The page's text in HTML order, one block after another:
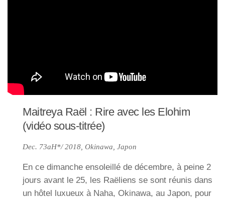
Maitreya Raël : Rire avec les Elohim
(vidéo sous-titrée)
Dec. 73aH*/ 2018, Okinawa, Japon
En ce dimanche ensoleillé de décembre, à peine 2
jours avant le 25, les Raëliens se sont réunis dans
un hôtel luxueux à Naha, Okinawa, au Japon, pour